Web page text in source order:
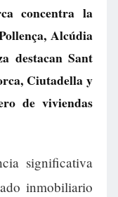
concentra la
Alcúdia
destacan Sant
Ciutadella y
de viviendas
significativa
inmobiliario